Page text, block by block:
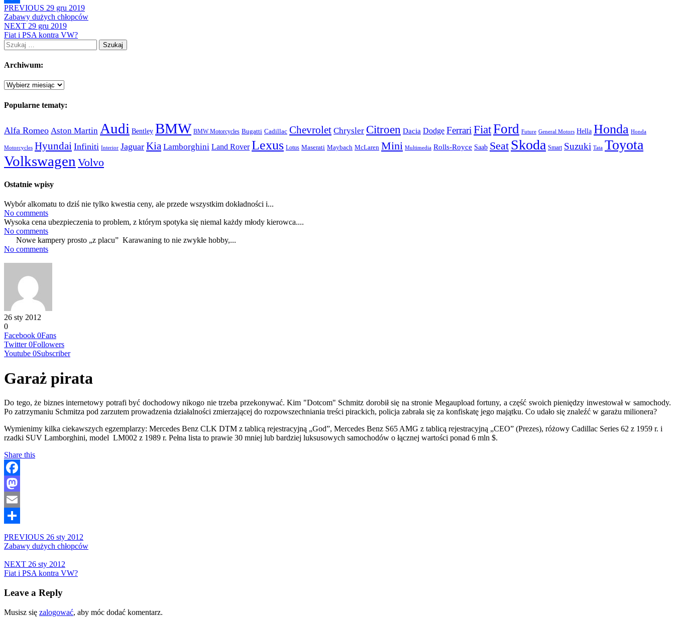
Share
PREVIOUS 29 gru 2019
Zabawy dużych chłopców
NEXT 29 gru 2019
Fiat i PSA kontra VW?
Szukaj:
Archiwum:
Archiwum:
Popularne tematy:
Alfa Romeo Aston Martin Audi Bentley BMW BMW Motorcycles Bugatti Cadillac Chevrolet Chrysler Citroen Dacia Dodge Ferrari FiatFord Future General Motors Hella Honda Honda
Motorcycles Hyundai Infiniti Interior Jaguar Kia Lamborghini Land Rover Lexus Lotus Maserati Maybach McLaren Mini Multimedia Rolls-Royce Saab Seat Skoda Smart Suzuki Tata Toyota
Volkswagen Volvo
Ostatnie wpisy
Wybór alkomatu to dziś nie tylko kwestia ceny, ale przede wszystkim dokładności i...
No comments
Wysoka cena ubezpieczenia to problem, z którym spotyka się niemal każdy młody kierowca....
No comments
Nowe kampery prosto „z placu” Karawaning to nie zwykłe hobby,...
No comments
26 sty 2012
0
Facebook 0Fans
Twitter 0Followers
Youtube 0Subscriber
Garaż pirata
Do tego, że biznes internetowy potrafi być dochodowy nikogo nie trzeba przekonywać. Kim "Dotcom" Schmitz dorobił się na stronie Megaupload fortuny, a część swoich pieniędzy inwestował w samochody.
Po zatrzymaniu Schmitza pod zarzutem prowadzenia działalności zmierzającej do rozpowszechniania treści pirackich, policja zabrała się za konfiskatę jego majątku. Co udało się znaleźć w garażu milionera?
Wymienimy kilka ciekawszych egzemplarzy: Mercedes Benz CLK DTM z tablicą rejestracyjną „God”, Mercedes Benz S65 AMG z tablicą rejestracyjną „CEO” (Prezes), różowy Cadillac Series 62 z 1959 r. i
rzadki SUV Lamborghini, model LM002 z 1989 r. Pełna lista to prawie 30 mniej lub bardziej luksusowych samochodów o łącznej wartości ponad 6 mln $.
Share this
Facebook
Mastodon
Email
PREVIOUS 26 sty 2012
Zabawy dużych chłopców
NEXT 26 sty 2012
Fiat i PSA kontra VW?
Leave a Reply
Musisz się zalogować, aby móc dodać komentarz.